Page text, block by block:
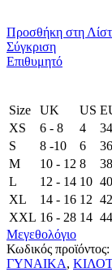
Προσθήκη στη
Σύγκριση
Επιθυμητό
Size UK US
XS
6 - 8 4 34
S
8 -10 6 36
M
10 - 12 8 38
L
12 - 14 10 40
XL
14 - 16 12 42
XXL 16 - 28 14 44
Μεγεθολόγιο
Κωδικός προϊόντος:
ΓΥΝΑΙΚΑ,